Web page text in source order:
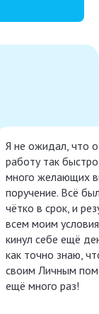
Я не ожидал, что
работу так
много желающих
поручение. Всё
чётко в срок, и
всем моим
кинул себе ещё
как точно знаю,
своим Личным
ещё много раз!